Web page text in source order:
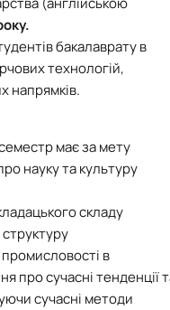
мов
України
пам'ятки
діяльність
комплекс, лісове і
ветеринарна
України
НТЗ
України
та організації
послуг
ініціатива
та працівники
України
професори НУБіП України
університету
з питань запобігання
України
правові акти
НАЗК
бакалаврату в
технологій,
напрямків.
має за мету
науку та культуру
складу
промисловості в
про сучасні тенденції
сучасні методи